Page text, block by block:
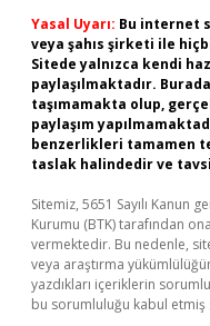
Yasal Uyarı: Bu internet
veya şahıs şirketi ile
Sitede yalnızca kendi
paylaşılmaktadır.
taşımamakta olup,
paylaşım
benzerlikleri tamamen
taslak halindedir ve
Sitemiz, 5651 Sayılı Kanun
Kurumu (BTK) tarafından
vermektedir. Bu nedenle,
veya araştırma
yazdıkları içeriklerin
bu sorumluluğu kabul etmiş